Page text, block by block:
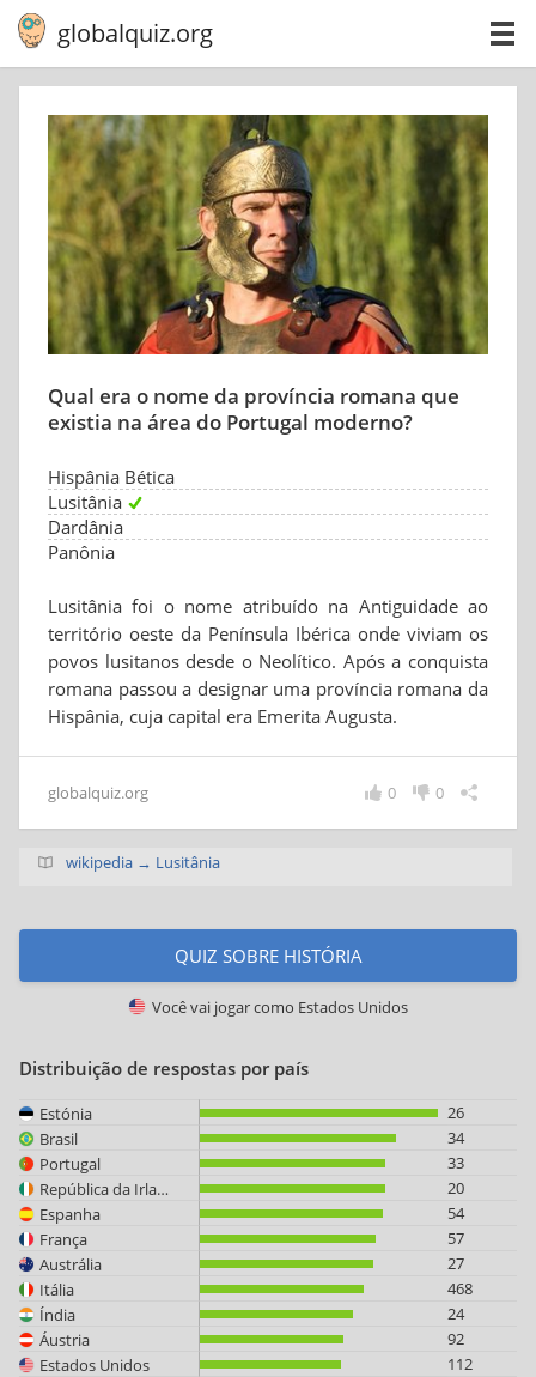
globalquiz.org
Qual era o nome da província romana que
existia na área do Portugal moderno?
Hispânia Bética
Lusitânia
Dardânia
Panônia
Lusitânia foi o nome atribuído na Antiguidade ao
território oeste da Península Ibérica onde viviam os
povos lusitanos desde o Neolítico. Após a conquista
romana passou a designar uma província romana da
Hispânia, cuja capital era Emerita Augusta.
globalquiz.org 0
0
wikipedia → Lusitânia
QUIZ SOBRE HISTÓRIA
Você vai jogar como Estados Unidos
Distribuição de respostas por país
Estónia
26
Brasil
34
Portugal
33
República da Irlanda
20
Espanha
54
França
57
Austrália
27
Itália
468
Índia
24
Áustria
92
Estados Unidos
112